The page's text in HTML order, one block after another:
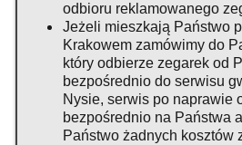
odbioru reklamowanego
Jeżeli mieszkają Państwo
Krakowem zamówimy do
który odbierze zegarek od
bezpośrednio do serwisu
Nysie, serwis po naprawie
bezpośrednio na Państwa
Państwo żadnych kosztów